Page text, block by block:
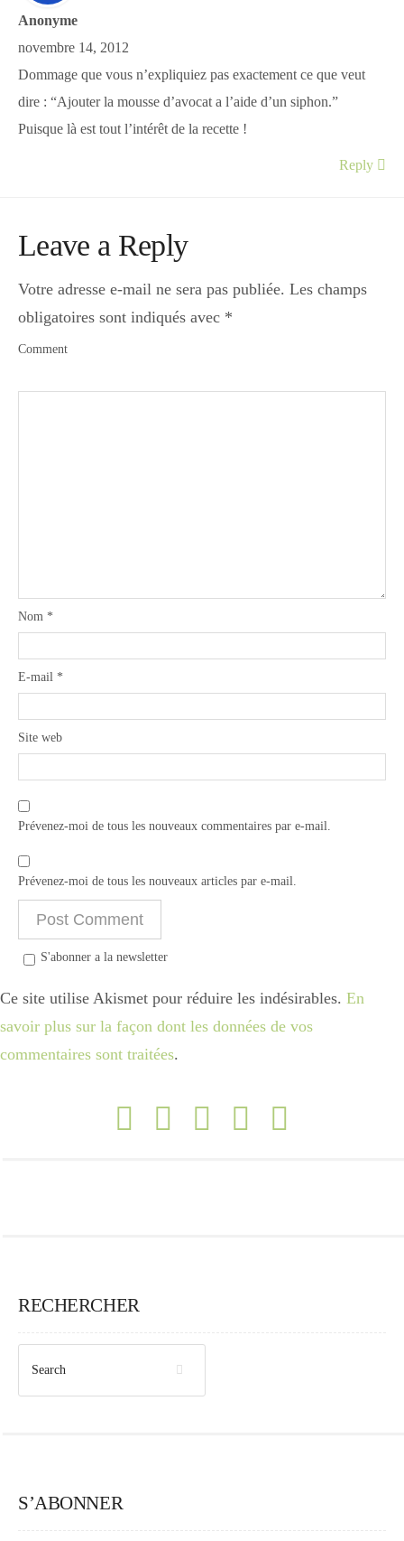
Anonyme
novembre 14, 2012
Dommage que vous n’expliquiez pas exactement ce que veut
dire : “Ajouter la mousse d’avocat a l’aide d’un siphon.”
Puisque là est tout l’intérêt de la recette !
Reply
Leave a Reply
Votre adresse e-mail ne sera pas publiée. Les champs
obligatoires sont indiqués avec *
Comment
Nom *
E-mail *
Site web
Prévenez-moi de tous les nouveaux commentaires par e-mail.
Prévenez-moi de tous les nouveaux articles par e-mail.
S'abonner a la newsletter
Ce site utilise Akismet pour réduire les indésirables. En
savoir plus sur la façon dont les données de vos
commentaires sont traitées.
RECHERCHER
S’ABONNER